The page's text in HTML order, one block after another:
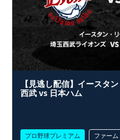
【見逃し配信】イースタ
西武 vs 日本ハム
プロ野球プレミアム
ファーム